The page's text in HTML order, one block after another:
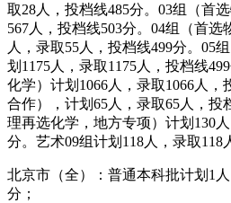
取28人，投档线485分。03组（首
567人，投档线503分。04组（首
人，录取55人，投档线499分。05
划1175人，录取1175人，投档线
化学）计划1066人，录取1066人，
合作），计划65人，录取65人，投
理再选化学，地方专项）计划130
分。艺术09组计划118人，录取118
北京市（全）：普通本科批计划1
分；